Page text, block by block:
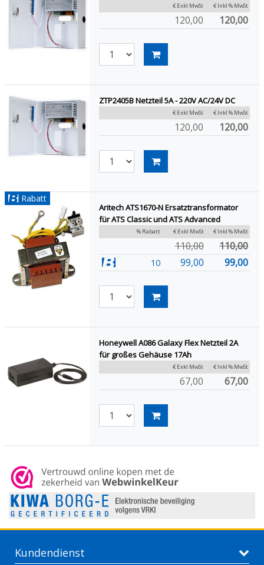
€ Exkl MwSt € Inkl % MwSt
120,00 120,00
ZTP2405B Netzteil 5A - 220V AC/24V DC
€ Exkl MwSt € Inkl % MwSt
120,00 120,00
Rabatt
Aritech ATS1670-N Ersatztransformator
für ATS Classic und ATS Advanced
% Rabatt € Exkl MwSt € Inkl % MwSt
110,00 110,00
10 99,00 99,00
Honeywell A086 Galaxy Flex Netzteil 2A
für großes Gehäuse 17Ah
€ Exkl MwSt € Inkl % MwSt
67,00 67,00
Kundendienst